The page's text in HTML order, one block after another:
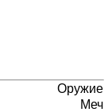
Оружие
Меч